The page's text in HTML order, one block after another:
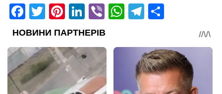
Facebook
Twitter
Pinterest
LinkedIn
ViberWhatsApp
Telegram